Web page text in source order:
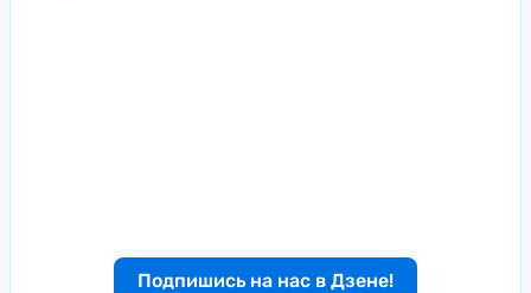
Подпишись на нас в Дзене!